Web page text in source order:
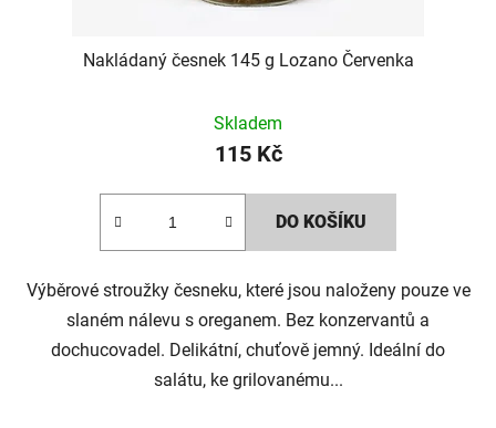
Nakládaný česnek 145 g Lozano Červenka
Skladem
115 Kč
DO KOŠÍKU
Výběrové stroužky česneku, které jsou naloženy pouze ve
slaném nálevu s oreganem. Bez konzervantů a
dochucovadel. Delikátní, chuťově jemný. Ideální do
salátu, ke grilovanému...